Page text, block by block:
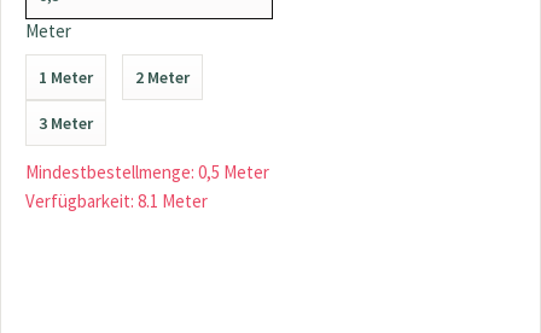
Meter
1 Meter 2 Meter
3 Meter
Mindestbestellmenge: 0,5 Meter
Verfügbarkeit: 8.1 Meter